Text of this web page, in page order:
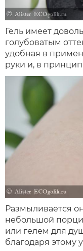
Гель имеет
голубоватым
удобная в
руки и, в
Размыливается
небольшой
или гелем для
благодаря этому